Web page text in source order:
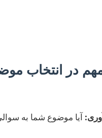
در انتخاب
آیا موضوع شما به